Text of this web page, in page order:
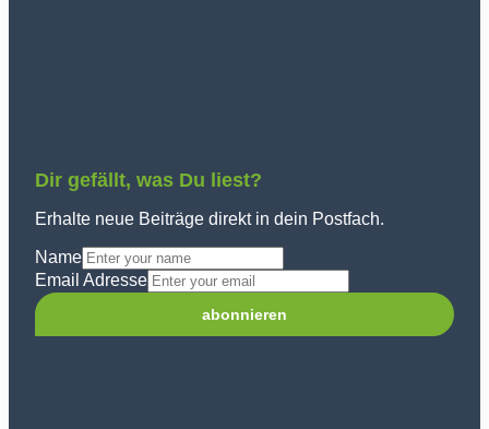
Dir gefällt, was Du liest?
Erhalte neue Beiträge direkt in dein Postfach.
Name
Email Adresse